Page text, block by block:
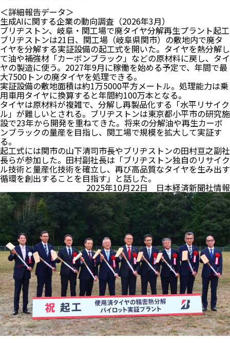
＜詳細報告データ＞
生成AIに関する企業の動向調査（2026年3月）
ブリヂストン、岐阜・関工場で廃タイヤ分解再生プラント起工
ブリヂストンは21日、関工場（岐阜県関市）の敷地内で廃タ
イヤを分解する実証設備の起工式を開いた。タイヤを熱分解し
て油や補強材「カーボンブラック」などの原材料に戻し、タイ
ヤの製造に使う。2027年9月に稼働を始める予定で、年間で最
大7500トンの廃タイヤを処理できる。
実証設備の敷地面積は約1万5000平方メートル。処理能力は乗
用車用タイヤに換算すると年間約100万本となる。
タイヤは原材料が複雑で、分解し再製品化する「水平リサイク
ル」が難しいとされる。ブリヂストンは東京都小平市の研究施
設で23年から開発を重ねてきた。将来の分解油や再生カーボ
ンブラックの量産を目指し、関工場で規模を拡大して実証す
る。
起工式には関市の山下清司市長やブリヂストンの田村亘之副社
長らが参加した。田村副社長は「ブリヂストン独自のリサイク
ル技術と量産化技術を確立し、再び高品質なタイヤを生み出す
循環を創出することを目指す」と話した。
2025年10月22日 日本経済新聞社情報